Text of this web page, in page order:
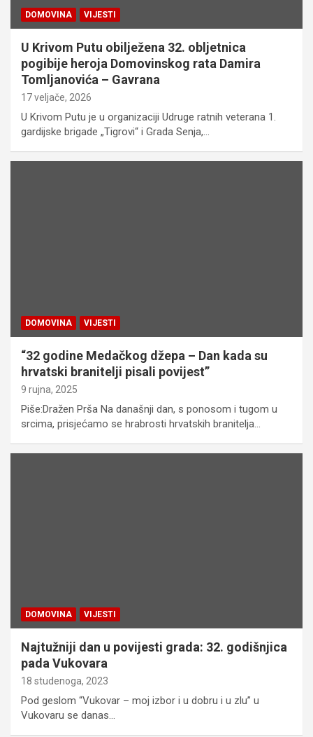
DOMOVINA VIJESTI
U Krivom Putu obilježena 32. obljetnica
pogibije heroja Domovinskog rata Damira
Tomljanovića – Gavrana
17 veljače, 2026
U Krivom Putu je u organizaciji Udruge ratnih veterana 1.
gardijske brigade „Tigrovi“ i Grada Senja,…
DOMOVINA VIJESTI
“32 godine Medačkog džepa – Dan kada su
hrvatski branitelji pisali povijest”
9 rujna, 2025
Piše:Dražen Prša Na današnji dan, s ponosom i tugom u
srcima, prisjećamo se hrabrosti hrvatskih branitelja…
DOMOVINA VIJESTI
Najtužniji dan u povijesti grada: 32. godišnjica
pada Vukovara
18 studenoga, 2023
Pod geslom “Vukovar – moj izbor i u dobru i u zlu” u
Vukovaru se danas…